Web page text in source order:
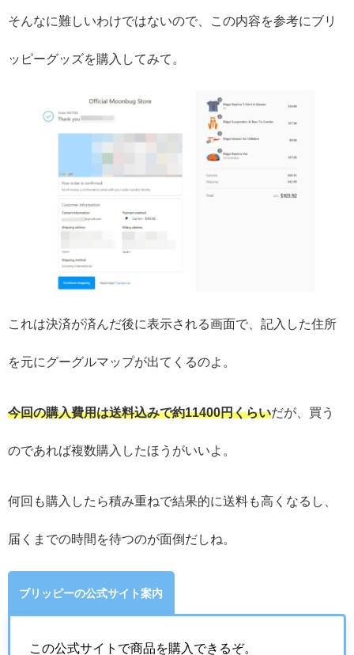
そんなに難しいわけではないので、この内容を参考にブリ
ッピーグッズを購入してみて。
これは決済が済んだ後に表示される画面で、記入した住所
を元にグーグルマップが出てくるのよ。
今回の購入費用は送料込みで約11400円くらいだが、買う
のであれば複数購入したほうがいいよ。
何回も購入したら積み重ねで結果的に送料も高くなるし、
届くまでの時間を待つのが面倒だしね。
ブリッピーの公式サイト案内
この公式サイトで商品を購入できるぞ。